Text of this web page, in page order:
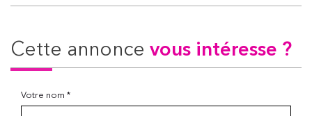
cette annonce vous intéresse ?
Votre nom *